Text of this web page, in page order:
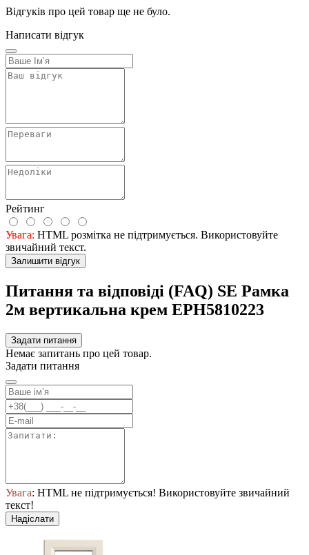
Відгуків про цей товар ще не було.
Написати відгук
Рейтинг
Увага: HTML розмітка не підтримується. Використовуйте
звичайний текст.
Залишити відгук
Питання та відповіді (FAQ) SE Рамка
2м вертикальна крем EPH5810223
Задати питання
Немає запитань про цей товар.
Задати питання
Увага: HTML не підтримується! Використовуйте звичайний
текст!
Надіслати